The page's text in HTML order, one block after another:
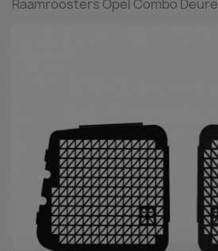
Raamroosters Opel Combo